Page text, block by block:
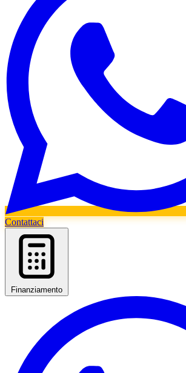
Contattaci
Finanziamento